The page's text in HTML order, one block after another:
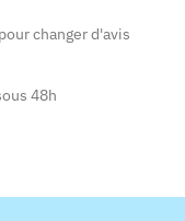
être
sur
changer d'avis
48h